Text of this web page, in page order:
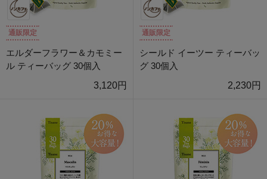
通販限定
エルダーフラワー＆カモミー
ル ティーバッグ 30個入
3,120円
通販限定
シールド イーツー ティーバッ
グ 30個入
2,230円